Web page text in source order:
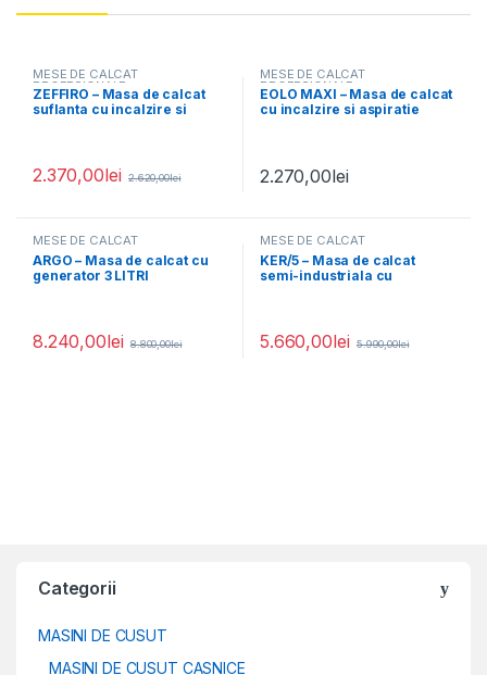
MESE DE CALCAT
PROFESIONALE
ZEFFIRO – Masa de calcat
suflanta cu incalzire si
2.370,00lei 2.620,00lei
MESE DE CALCAT
PROFESIONALE
EOLO MAXI – Masa de calcat
cu incalzire si aspiratie
2.270,00lei
MESE DE CALCAT
PROFESIONALE
ARGO – Masa de calcat cu
generator 3 LITRI
8.240,00lei 8.800,00lei
MESE DE CALCAT
PROFESIONALE
KER/5 – Masa de calcat
semi-industriala cu
5.660,00lei 5.990,00lei
Categorii
MASINI DE CUSUT
MASINI DE CUSUT CASNICE